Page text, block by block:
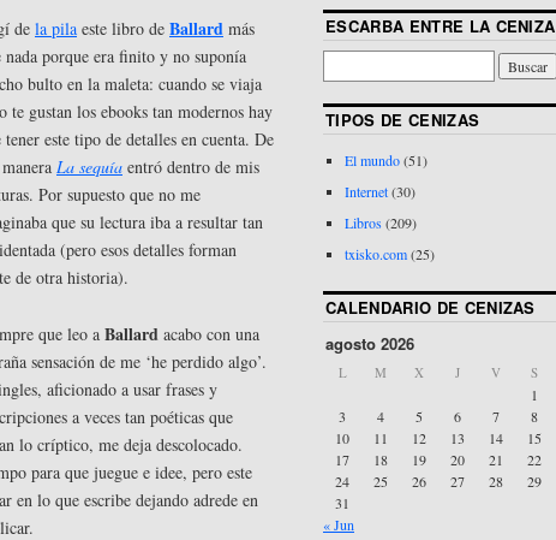
de la pila este libro de Ballard más
nada porque era finito y no suponía
bulto en la maleta: cuando se viaja
te gustan los ebooks tan modernos hay
tener este tipo de detalles en cuenta. De
La sequía entró dentro de mis
Por supuesto que no me
que su lectura iba a resultar tan
(pero esos detalles forman
de otra historia).
que leo a Ballard acabo con una
sensación de me ‘he perdido algo’.
aficionado a usar frases y
a veces tan poéticas que
lo críptico, me deja descolocado.
para que juegue e idee, pero este
en lo que escribe dejando adrede en
ESCARBA ENTRE LA CENIZA
TIPOS DE CENIZAS
El mundo(51)
Internet(30)
Libros(209)
txisko.com(25)
CALENDARIO DE CENIZAS
agosto 2026
L M X J V S
1
3
4 5 6 7 8
10
11 12 13 14 15
17
18 19 20 21 22
24
25 26 27 28 29
31
« Jun